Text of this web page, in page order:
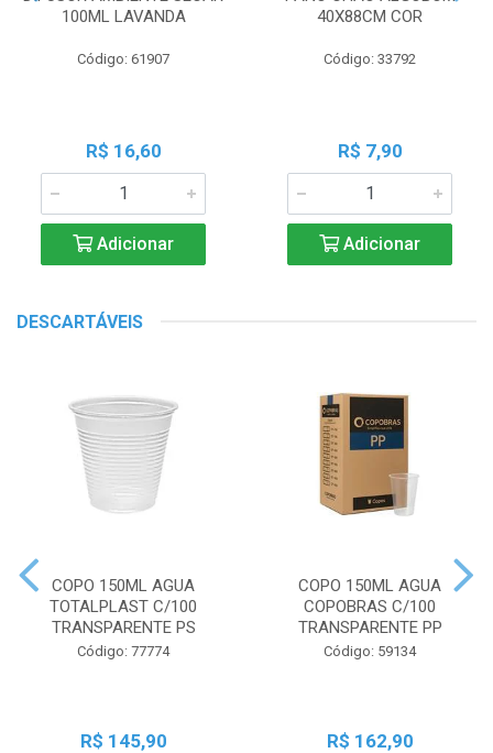
100ML LAVANDA
Código: 61907
R$ 16,60
Adicionar
40X88CM COR
Código: 33792
R$ 7,90
Adicionar
DESCARTÁVEIS
COPO 150ML AGUA
TOTALPLAST C/100
TRANSPARENTE PS
Código: 77774
R$ 145,90
COPO 150ML AGUA
COPOBRAS C/100
TRANSPARENTE PP
Código: 59134
R$ 162,90